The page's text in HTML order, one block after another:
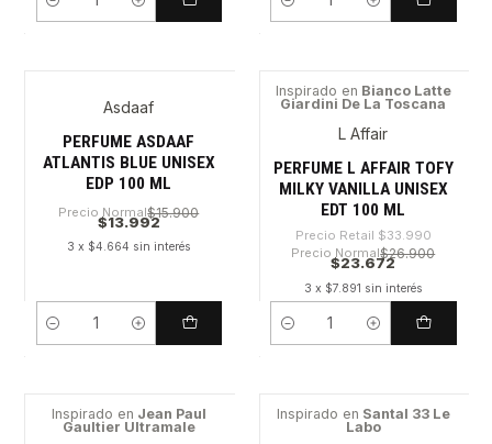
Cantidad Cantidad
Asdaaf
PERFUME ASDAAF
ATLANTIS BLUE UNISEX
EDP 100 ML
Precio Normal$15.900
$13.992
3 x $4.664 sin interés
Cantidad
-30%
Inspirado en Bianco Latte
Giardini De La Toscana
L Affair
PERFUME L AFFAIR TOFY
MILKY VANILLA UNISEX
EDT 100 ML
Precio Retail $33.990
Precio Normal$26.900
$23.672
3 x $7.891 sin interés
Cantidad
-41%
Inspirado en Jean Paul
Gaultier Ultramale
Inspirado en Santal 33 Le
Labo